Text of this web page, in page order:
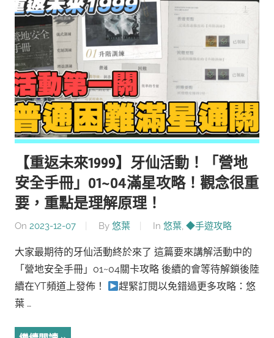
【重返未來1999】牙仙活動！「營地
安全手冊」01~04滿星攻略！觀念很重
要，重點是理解原理！
On 2023-12-07 By 悠葉 In 悠葉, ◆手遊攻略
大家最期待的牙仙活動終於來了 這篇要來講解活動中的
「營地安全手冊」01~04關卡攻略 後續的會等待解鎖後陸
續在YT頻道上發佈！
趕緊訂閱以免錯過更多攻略：悠
葉 …